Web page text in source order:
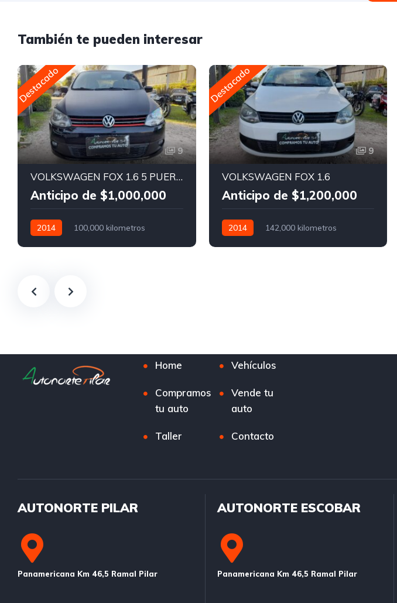
También te pueden interesar
Destacado
9
VOLKSWAGEN FOX 1.6 5 PUERTAS
Anticipo de $1,000,000
2014
100,000 kilometros
Destacado
9
VOLKSWAGEN FOX 1.6
Anticipo de $1,200,000
2014
142,000 kilometros
Home Vehículos
Compramos
tu auto
Vende tu
auto
Taller Contacto
AUTONORTE PILAR
Panamericana Km 46,5 Ramal Pilar
AUTONORTE ESCOBAR
Panamericana Km 46,5 Ramal Pilar